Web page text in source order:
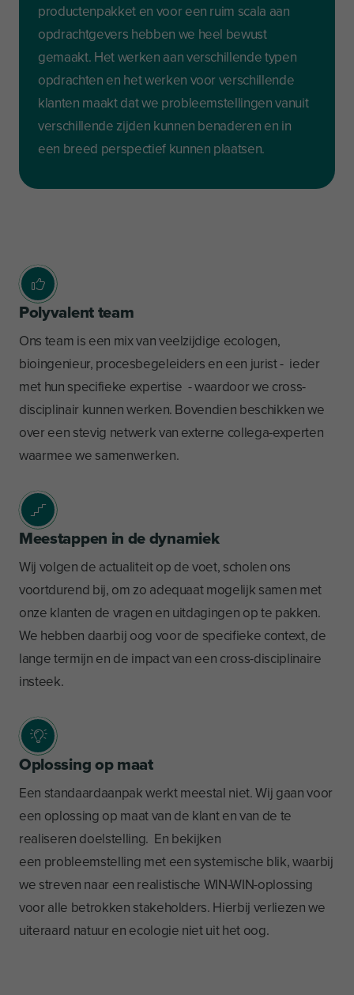
productenpakket en voor een ruim scala aan
opdrachtgevers hebben we heel bewust
gemaakt. Het werken aan verschillende typen
opdrachten en het werken voor verschillende
klanten maakt dat we probleemstellingen vanuit
verschillende zijden kunnen benaderen en in
een breed perspectief kunnen plaatsen.
Polyvalent team
Ons team is een mix van veelzijdige ecologen,
bioingenieur, procesbegeleiders en een jurist - ieder
met hun specifieke expertise - waardoor we cross-
disciplinair kunnen werken. Bovendien beschikken we
over een stevig netwerk van externe collega-experten
waarmee we samenwerken.
Meestappen in de dynamiek
Wij volgen de actualiteit op de voet, scholen ons
voortdurend bij, om zo adequaat mogelijk samen met
onze klanten de vragen en uitdagingen op te pakken.
We hebben daarbij oog voor de specifieke context, de
lange termijn en de impact van een cross-disciplinaire
insteek.
Oplossing op maat
Een standaardaanpak werkt meestal niet. Wij gaan voor
een oplossing op maat van de klant en van de te
realiseren doelstelling. En bekijken
een probleemstelling met een systemische blik, waarbij
we streven naar een realistische WIN-WIN-oplossing
voor alle betrokken stakeholders. Hierbij verliezen we
uiteraard natuur en ecologie niet uit het oog.